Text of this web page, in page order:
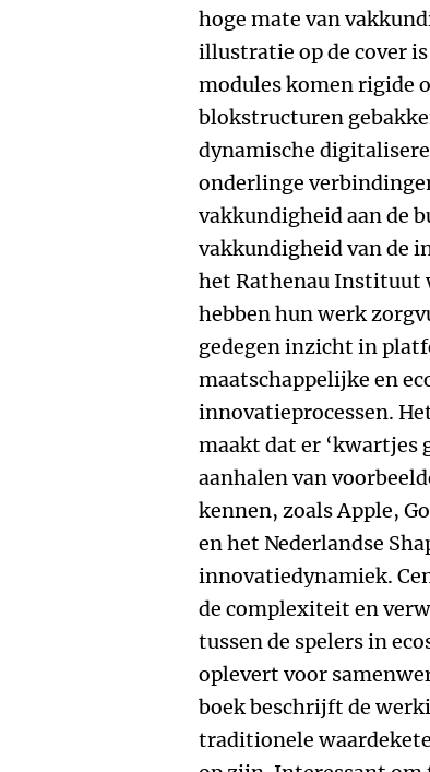
hoge mate van
illustratie op de cover
modules komen rigide
blokstructuren
dynamische
onderlinge
vakkundigheid aan de
vakkundigheid van de
het Rathenau Instituut
hebben hun werk
gedegen inzicht in
maatschappelijke en
innovatieprocessen.
maakt dat er ‘kwartjes
aanhalen van
kennen, zoals Apple,
en het Nederlandse
innovatiedynamiek.
de complexiteit en
tussen de spelers in
oplevert voor
boek beschrijft de
traditionele